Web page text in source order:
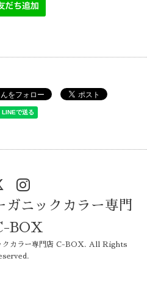
ガニックカラー専門
BOX
クカラー専門店 C-BOX. All Rights